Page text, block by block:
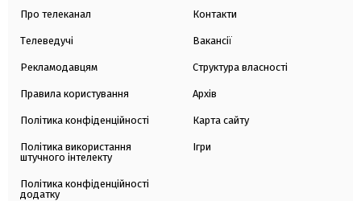
Про телеканал
Телеведучі
Рекламодавцям
Правила користування
Політика конфіденційності
Політика використання
штучного інтелекту
Політика конфіденційності
додатку
Контакти
Вакансії
Структура власності
Архів
Карта сайту
Ігри